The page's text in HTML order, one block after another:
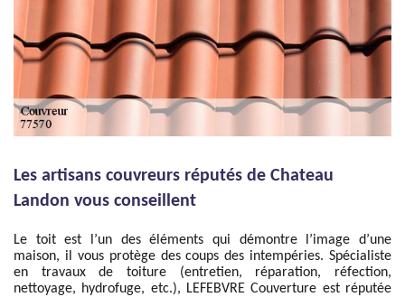
Les artisans couvreurs réputés de Chateau
Landon vous conseillent
Le toit est l’un des éléments qui démontre l’image d’une
maison, il vous protège des coups des intempéries. Spécialiste
en travaux de toiture (entretien, réparation, réfection,
nettoyage, hydrofuge, etc.), LEFEBVRE Couverture est réputée